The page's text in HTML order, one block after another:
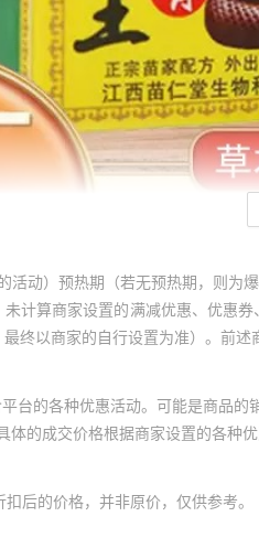
活动）预热期（若无预热期，则
计算商家设置的满减优惠、优惠
终以商家的自行设置为准）。前
台的各种优惠活动。可能是商品的
的成交价格根据商家设置的各种
后的价格，并非原价，仅供参考。